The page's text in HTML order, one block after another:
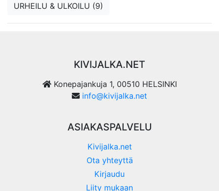
URHEILU & ULKOILU (9)
KIVIJALKA.NET
Konepajankuja 1, 00510 HELSINKI
info@kivijalka.net
ASIAKASPALVELU
Kivijalka.net
Ota yhteyttä
Kirjaudu
Liity mukaan